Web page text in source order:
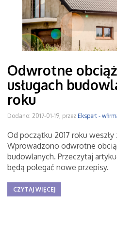
Odwrotne
usługach
roku
Dodano: 2017-01-19, przez Ekspert -
Od początku 2017 roku weszły
Wprowadzono odwrotne
budowlanych. Przeczytaj
będą polegać nowe przepisy.
CZYTAJ WIĘCEJ